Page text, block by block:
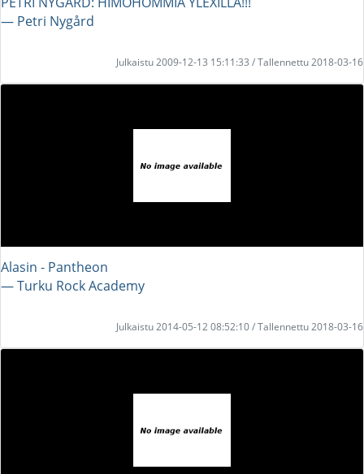
― Petri Nygård
Julkaistu 2009-12-13 15:11:33 / Tallennettu 2018-03-16
Alasin - Pantheon
― Turku Rock Academy
Julkaistu 2014-05-12 08:52:10 / Tallennettu 2018-03-16